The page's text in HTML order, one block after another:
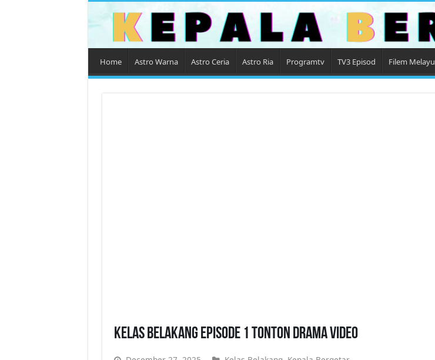
Home Astro Warna Astro Ceria Astro Ria Programtv TV3 Episod Filem Melayu
Kelas Belakang Episode 1 Tonton Drama Video